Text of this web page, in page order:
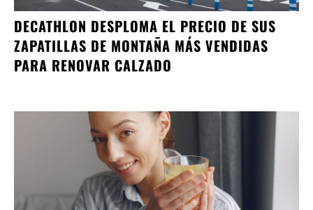
DECATHLON DESPLOMA EL PRECIO DE SUS
ZAPATILLAS DE MONTAÑA MÁS VENDIDAS
PARA RENOVAR CALZADO